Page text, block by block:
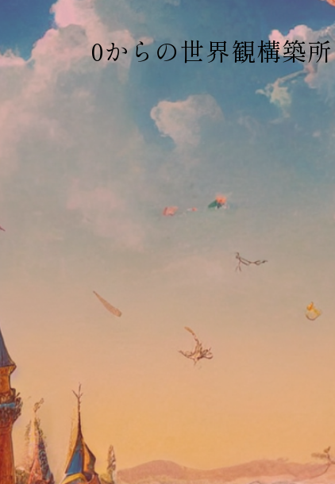
0からの世界観構築所